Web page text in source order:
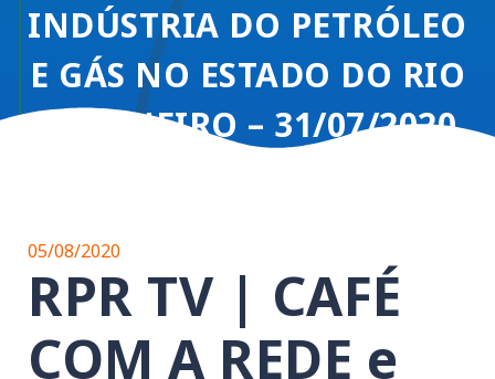
INDÚSTRIA DO PETRÓLEO
E GÁS NO ESTADO DO RIO
DE JANEIRO – 31/07/2020
05/08/2020
RPR TV | CAFÉ
COM A REDE e